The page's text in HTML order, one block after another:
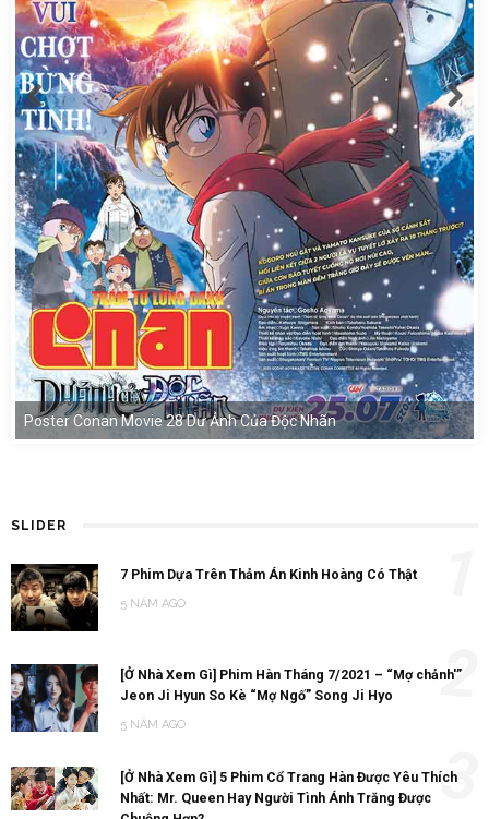
Poster Conan Movie 28 Dư Ảnh Của Độc Nhãn
SLIDER
7 Phim Dựa Trên Thảm Án Kinh Hoàng Có Thật
5 NĂM AGO
[Ở Nhà Xem Gì] Phim Hàn Tháng 7/2021 – “Mợ chảnh'”
Jeon Ji Hyun So Kè “Mợ Ngố” Song Ji Hyo
5 NĂM AGO
2
[Ở Nhà Xem Gì] 5 Phim Cổ Trang Hàn Được Yêu Thích
Nhất: Mr. Queen Hay Người Tình Ánh Trăng Được 3